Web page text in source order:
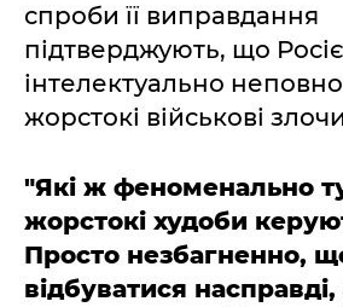
спроби її виправдання
підтверджують, що
інтелектуально
жорстокі військові
"Які ж феноменально
жорстокі худоби
Просто незбагненно,
відбуватися